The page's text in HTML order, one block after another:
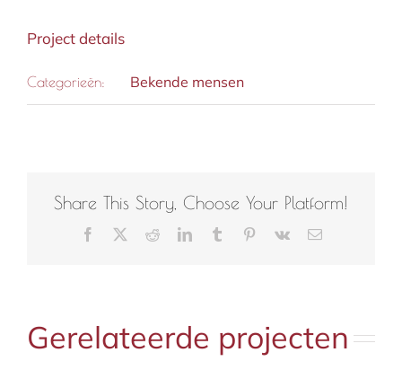
Project details
Categorieën: Bekende mensen
Share This Story, Choose Your Platform!
Facebook RedditLinkedInTumblr Pinterest
Vk
E-
Gerelateerde projecten